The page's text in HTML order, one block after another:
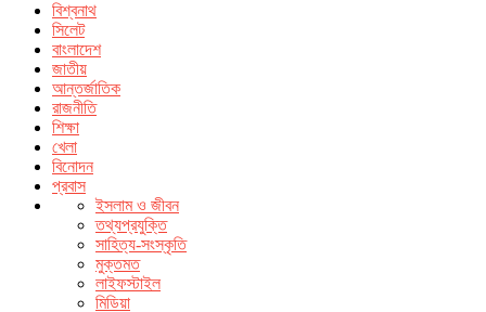
বিশ্বনাথ
সিলেট
বাংলাদেশ
জাতীয়
আন্তর্জাতিক
রাজনীতি
শিক্ষা
খেলা
বিনোদন
প্রবাস
ইসলাম ও জীবন
তথ্যপ্রযুক্তি
সাহিত্য-সংস্কৃতি
মুক্তমত
লাইফস্টাইল
মিডিয়া